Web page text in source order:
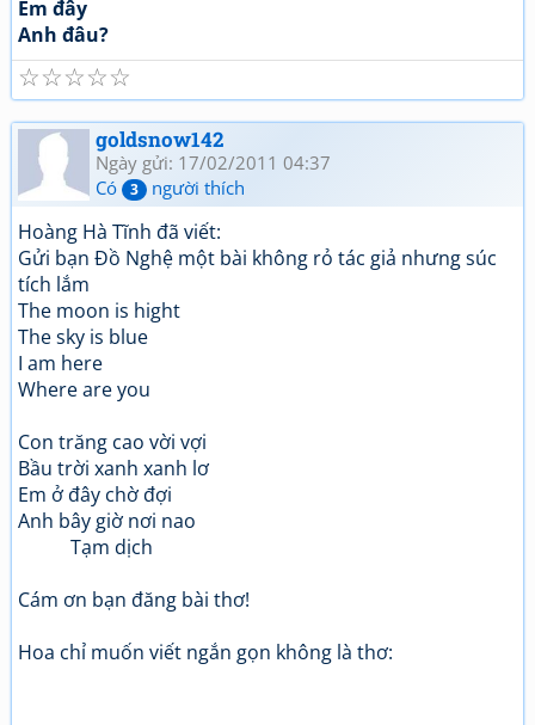
Em đây
Anh đâu?
☆
☆
☆
☆
☆
goldsnow142
Ngày gửi: 17/02/2011 04:37
Có
3 người thích
Hoàng Hà Tĩnh đã viết:
Gửi bạn Đồ Nghệ một bài không rỏ tác giả nhưng súc
tích lắm
The moon is hight
The sky is blue
I am here
Where are you
Con trăng cao vời vợi
Bầu trời xanh xanh lơ
Em ở đây chờ đợi
Anh bây giờ nơi nao
Tạm dịch
Cám ơn bạn đăng bài thơ!
Hoa chỉ muốn viết ngắn gọn không là thơ: